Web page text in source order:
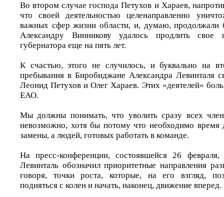
Во втором случае господа Петухов и Хараев,
что своей деятельностью целенаправленно
важных сфер жизни области, и, думаю, продолжали
Александру Винникову удалось продлить свое
губернатора еще на пять лет.
К счастью, этого не случилось, и буквально на
пребывания в Биробиджане Александра Левинталя
Леонид Петухов и Олег Хараев. Этих «деятелей»
ЕАО.
Мы должны понимать, что уволить сразу всех
невозможно, хотя бы потому что необходимо время
замены, а людей, готовых работать в команде.
На пресс-конференции, состоявшейся 26
Левинталь обозначил приоритетные направления
говоря, точки роста, которые, на его взгляд,
подняться с колен и начать, наконец, движение вперед.